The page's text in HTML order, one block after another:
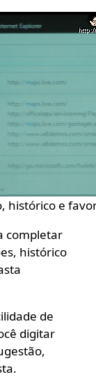
histórico e
completar
histórico
de
digitar